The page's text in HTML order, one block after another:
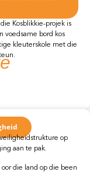
Kosblikkie-projek is
voedsame bord kos
kleuterskole met die
op
aan te pak.
die land op die been